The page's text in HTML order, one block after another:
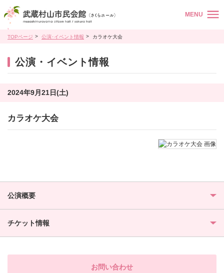
MENU
TOPページ 公演･イベント情報 カラオケ大会
公演・イベント情報
2024年9月21日(土)
カラオケ大会
公演概要
チケット情報
お問い合わせ